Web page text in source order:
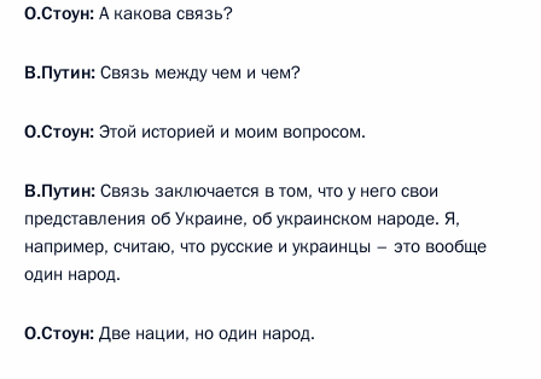
О.Стоун: А какова связь?
В.Путин: Связь между чем и чем?
О.Стоун: Этой историей и моим вопросом.
В.Путин: Связь заключается в том, что у него свои
представления об Украине, об украинском народе. Я,
например, считаю, что русские и украинцы – это вообще
один народ.
О.Стоун: Две нации, но один народ.